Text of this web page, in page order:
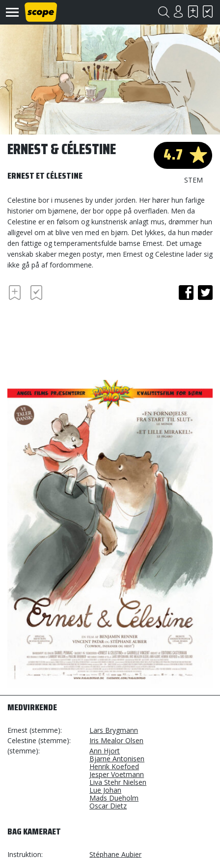
Scope
Kontakt
2020
4.7
STEM
ERNEST & CÉLESTINE
ERNEST ET CÉLESTINE
Celestine bor i musenes by under jorden. Her hører hun farlige
historier om bjørnene, der bor oppe på overfladen. Men da
Celestine er en følsom og kunstnerisk anlagt mus, drømmer hun
alligevel om at blive ven med en bjørn. Det lykkes, da hun møder
den fattige og temperamentsfulde bamse Ernest. Det umage
venskab skaber megen postyr, men Ernest og Celestine lader sig
ikke gå på af fordommene.
MEDVIRKENDE
Ernest (stemme)
Lars Brygmann
Celestine (stemme)
Iris Mealor Olsen
(stemme)
Ann Hjort
Bjarne Antonisen
Henrik Koefoed
Jesper Voetmann
Liva Stehr Nielsen
Lue Johan
Mads Dueholm
Oscar Dietz
BAG KAMERAET
Instruktion
Stéphane Aubier